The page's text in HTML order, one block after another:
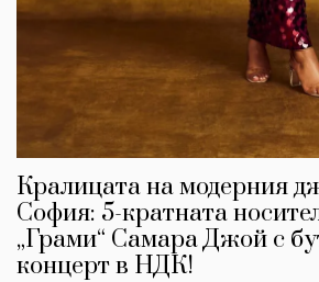
Кралицата на модерния
София: 5-кратната
„Грами“ Самара Джой с
концерт в НДК!